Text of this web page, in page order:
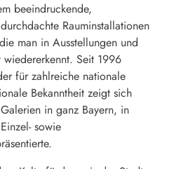
beeindruckende,
Rauminstallationen
man in Ausstellungen und
Seit 1996
für zahlreiche nationale
Bekanntheit zeigt sich
in ganz Bayern, in
sowie